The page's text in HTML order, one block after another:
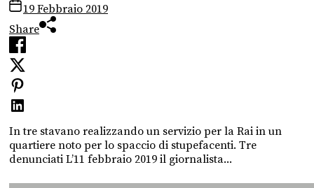
19 Febbraio 2019
Share
In tre stavano realizzando un servizio per la Rai in un
quartiere noto per lo spaccio di stupefacenti. Tre
denunciati L’11 febbraio 2019 il giornalista...